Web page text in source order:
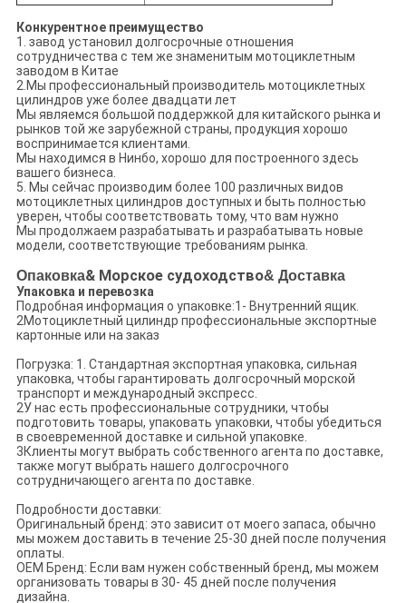
Конкурентное преимущество
1. завод установил долгосрочные отношения
сотрудничества с тем же знаменитым мотоциклетным
заводом в Китае
2.Мы профессиональный производитель мотоциклетных
цилиндров уже более двадцати лет
Мы являемся большой поддержкой для китайского рынка и
рынков той же зарубежной страны, продукция хорошо
воспринимается клиентами.
Мы находимся в Нинбо, хорошо для построенного здесь
вашего бизнеса.
5. Мы сейчас производим более 100 различных видов
мотоциклетных цилиндров доступных и быть полностью
уверен, чтобы соответствовать тому, что вам нужно
Мы продолжаем разрабатывать и разрабатывать новые
модели, соответствующие требованиям рынка.
Опаковка& Морское судоходство& Доставка
Упаковка и перевозка
Подробная информация о упаковке:1- Внутренний ящик.
2Мотоциклетный цилиндр профессиональные экспортные
картонные или на заказ
Погрузка: 1. Стандартная экспортная упаковка, сильная
упаковка, чтобы гарантировать долгосрочный морской
транспорт и международный экспресс.
2У нас есть профессиональные сотрудники, чтобы
подготовить товары, упаковать упаковки, чтобы убедиться
в своевременной доставке и сильной упаковке.
3Клиенты могут выбрать собственного агента по доставке,
также могут выбрать нашего долгосрочного
сотрудничающего агента по доставке.
Подробности доставки:
Оригинальный бренд: это зависит от моего запаса, обычно
мы можем доставить в течение 25-30 дней после получения
оплаты.
OEM Бренд: Если вам нужен собственный бренд, мы можем
организовать товары в 30- 45 дней после получения
дизайна.